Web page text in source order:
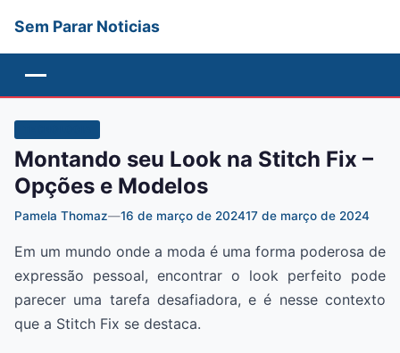
Sem Parar Noticias
Montando seu Look na Stitch Fix –
Opções e Modelos
Pamela Thomaz—16 de março de 202417 de março de 2024
Em um mundo onde a moda é uma forma poderosa de
expressão pessoal, encontrar o look perfeito pode
parecer uma tarefa desafiadora, e é nesse contexto
que a Stitch Fix se destaca.